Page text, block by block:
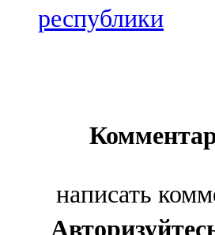
республики
написать